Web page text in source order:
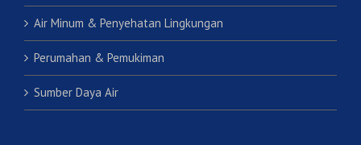
Air Minum & Penyehatan Lingkungan
Perumahan & Pemukiman
Sumber Daya Air